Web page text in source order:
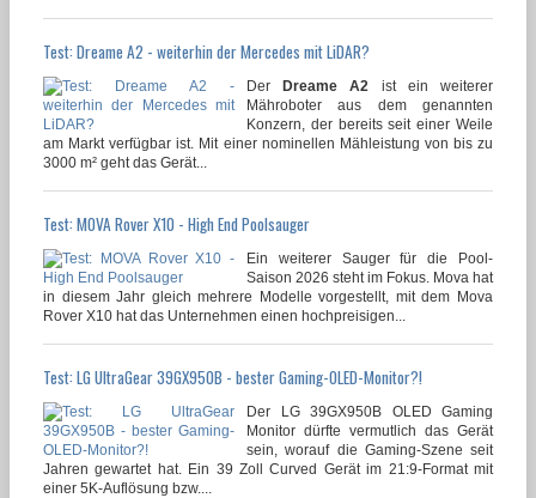
Test: Dreame A2 - weiterhin der Mercedes mit LiDAR?
DerDreame A2
ist ein weiterer
Mähroboter aus dem genannten
Konzern, der bereits seit einer Weile
am Markt verfügbar ist. Mit einer nominellen Mähleistung von bis zu
3000 m² geht das Gerät...
Test: MOVA Rover X10 - High End Poolsauger
Ein weiterer Sauger für die Pool-
Saison 2026 steht im Fokus. Mova hat
in diesem Jahr gleich mehrere Modelle vorgestellt, mit dem Mova
Rover X10 hat das Unternehmen einen hochpreisigen...
Test: LG UltraGear 39GX950B - bester Gaming-OLED-Monitor?!
Der LG 39GX950B OLED Gaming
Monitor dürfte vermutlich das Gerät
sein, worauf die Gaming-Szene seit
Jahren gewartet hat. Ein 39 Zoll Curved Gerät im 21:9-Format mit
einer 5K-Auflösung bzw....